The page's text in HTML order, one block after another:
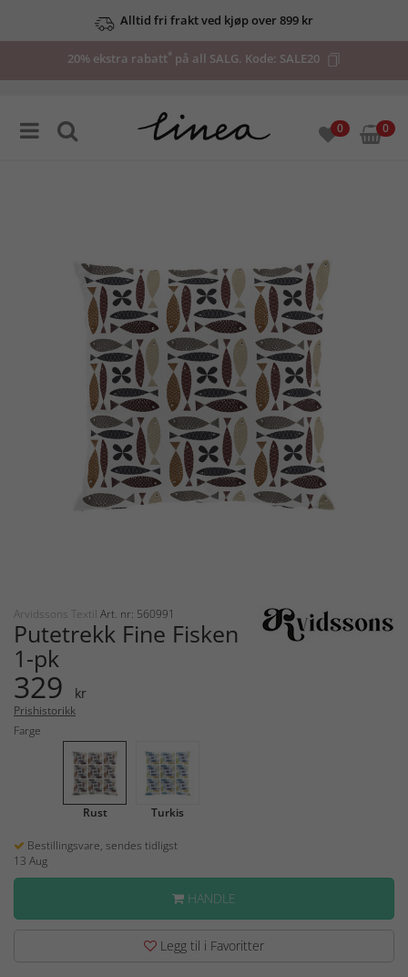
Alltid fri frakt ved kjøp over 899 kr
20% ekstra rabatt* på all SALG. Kode: SALE20
0 0
Arvidssons Textil Art. nr: 560991
Putetrekk Fine Fisken
1-pk
329 kr
Prishistorikk
Farge
Rust Turkis
Bestillingsvare, sendes tidligst
13 Aug
HANDLE
Legg til i Favoritter